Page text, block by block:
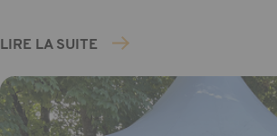
LIRE LA SUITE